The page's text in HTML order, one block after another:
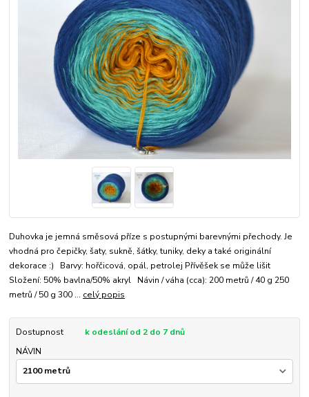
Duhovka je jemná směsová příze s postupnými barevnými přechody. Je
vhodná pro čepičky, šaty, sukně, šátky, tuniky, deky a také originální
dekorace :) Barvy: hořčicová, opál, petrolej Přívěšek se může lišit
Složení: 50% bavlna/50% akryl Návin / váha (cca): 200 metrů / 40 g 250
metrů / 50 g 300 ... celý popis
Dostupnost
k odeslání od 2 do 7 dnů
NÁVIN